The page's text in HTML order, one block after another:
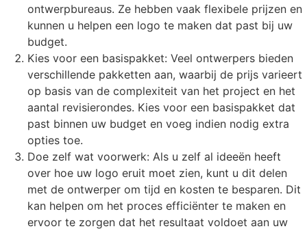
ontwerpbureaus. Ze hebben vaak flexibele prijzen en
kunnen u helpen een logo te maken dat past bij uw
budget.
Kies voor een basispakket: Veel ontwerpers bieden
verschillende pakketten aan, waarbij de prijs varieert
op basis van de complexiteit van het project en het
aantal revisierondes. Kies voor een basispakket dat
past binnen uw budget en voeg indien nodig extra
opties toe.
Doe zelf wat voorwerk: Als u zelf al ideeën heeft
over hoe uw logo eruit moet zien, kunt u dit delen
met de ontwerper om tijd en kosten te besparen. Dit
kan helpen om het proces efficiënter te maken en
ervoor te zorgen dat het resultaat voldoet aan uw